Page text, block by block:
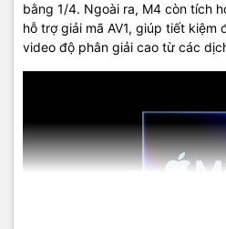
bằng 1/4. Ngoài ra, M4 còn tích
hỗ trợ giải mã AV1, giúp tiết kiệm
video độ phân giải cao từ các